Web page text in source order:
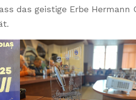
das geistige Erbe